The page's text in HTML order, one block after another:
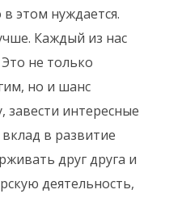
этом нуждается.
Каждый из нас
не только
но и шанс
завести интересные
в развитие
друг друга и
деятельность,